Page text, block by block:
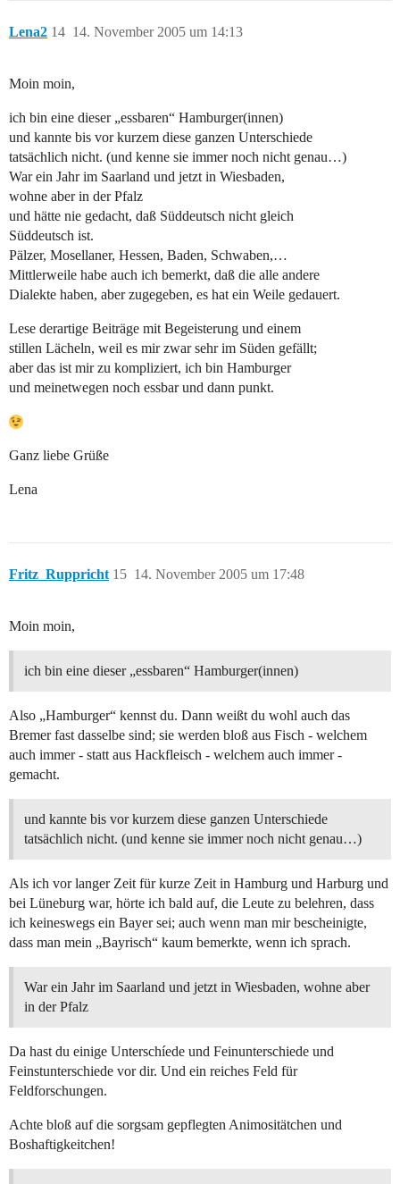
Lena2 14. November 2005 um 14:13
14
Moin moin,
ich bin eine dieser „essbaren“ Hamburger(innen)
und kannte bis vor kurzem diese ganzen Unterschiede
tatsächlich nicht. (und kenne sie immer noch nicht genau…)
War ein Jahr im Saarland und jetzt in Wiesbaden,
wohne aber in der Pfalz
und hätte nie gedacht, daß Süddeutsch nicht gleich
Süddeutsch ist.
Pälzer, Mosellaner, Hessen, Baden, Schwaben,…
Mittlerweile habe auch ich bemerkt, daß die alle andere
Dialekte haben, aber zugegeben, es hat ein Weile gedauert.
Lese derartige Beiträge mit Begeisterung und einem
stillen Lächeln, weil es mir zwar sehr im Süden gefällt;
aber das ist mir zu kompliziert, ich bin Hamburger
und meinetwegen noch essbar und dann punkt.
Ganz liebe Grüße
Lena
Fritz_Ruppricht 14. November 2005 um 17:48
15
Moin moin,
ich bin eine dieser „essbaren“ Hamburger(innen)
Also „Hamburger“ kennst du. Dann weißt du wohl auch das
Bremer fast dasselbe sind; sie werden bloß aus Fisch - welchem
auch immer - statt aus Hackfleisch - welchem auch immer -
gemacht.
und kannte bis vor kurzem diese ganzen Unterschiede
tatsächlich nicht. (und kenne sie immer noch nicht genau…)
Als ich vor langer Zeit für kurze Zeit in Hamburg und Harburg und
bei Lüneburg war, hörte ich bald auf, die Leute zu belehren, dass
ich keineswegs ein Bayer sei; auch wenn man mir bescheinigte,
dass man mein „Bayrisch“ kaum bemerkte, wenn ich sprach.
War ein Jahr im Saarland und jetzt in Wiesbaden, wohne aber
in der Pfalz
Da hast du einige Unterschíede und Feinunterschiede und
Feinstunterschiede vor dir. Und ein reiches Feld für
Feldforschungen.
Achte bloß auf die sorgsam gepflegten Animositätchen und
Boshaftigkeitchen!